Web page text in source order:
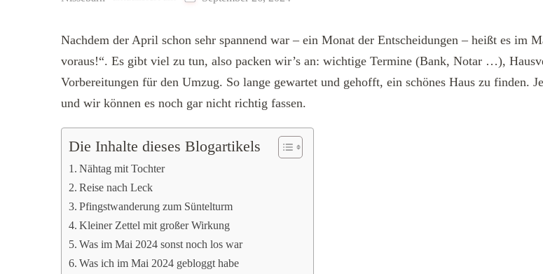
Nachdem der April schon sehr spannend war – ein Monat der Entscheidungen – heißt es im
voraus!“. Es gibt viel zu tun, also packen wir’s an: wichtige Termine (Bank, Notar …),
Vorbereitungen für den Umzug. So lange gewartet und gehofft, ein schönes Haus zu finden.
und wir können es noch gar nicht richtig fassen.
Die Inhalte dieses Blogartikels
Nähtag mit Tochter
Reise nach Leck
Pfingstwanderung zum Süntelturm
Kleiner Zettel mit großer Wirkung
Was im Mai 2024 sonst noch los war
Was ich im Mai 2024 gebloggt habe